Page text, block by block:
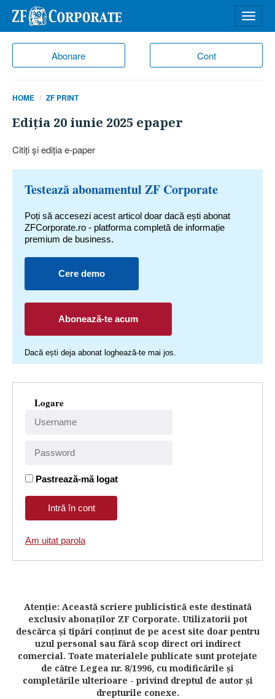
Abonare Cont
meniu
HOME ZF PRINT
Ediţia 20 iunie 2025 epaper
Citiţi şi ediţia e-paper
Testează abonamentul ZF Corporate
Poți să accesezi acest articol doar dacă ești abonat
ZFCorporate.ro - platforma completă de informație
premium de business.
Cere demo
Abonează-te acum
Dacă ești deja abonat loghează-te mai jos.
Logare
Pastrează-mă logat
Am uitat parola
Atenţie: Această scriere publicistică este destinată
exclusiv abonaţilor ZF Corporate. Utilizatorii pot
descărca şi tipări conţinut de pe acest site doar pentru
uzul personal sau fără scop direct ori indirect
comercial. Toate materialele publicate sunt protejate
de către Legea nr. 8/1996, cu modificările şi
completările ulterioare - privind dreptul de autor şi
drepturile conexe.